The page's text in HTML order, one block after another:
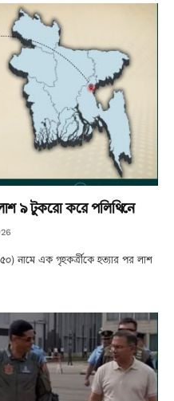
লাশ ৯ টুকরো করে পলিথিনে
(৫০) নামে এক গৃহকর্ত্রীকে হত্যার পর লাশ